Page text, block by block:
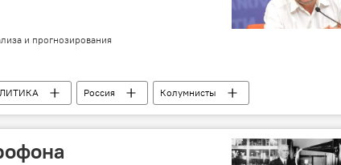
и прогнозирования
Россия
Колумнисты